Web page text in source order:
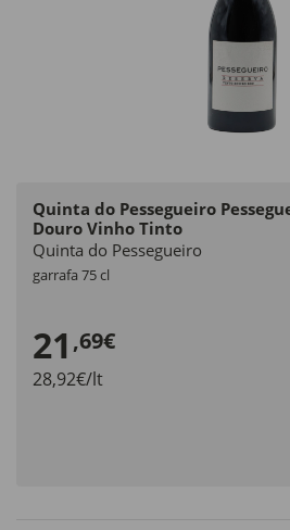
Quinta do Pessegueiro
Douro Vinho Tinto
Quinta do Pessegueiro
garrafa 75 cl
21 ,69€
28,92€/lt